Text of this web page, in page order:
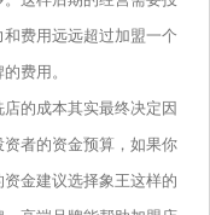
和费用远远超过加盟一个
费用。
成本其实最终决定因
资者的资金预算，如果你
资金建议选择象王这样的